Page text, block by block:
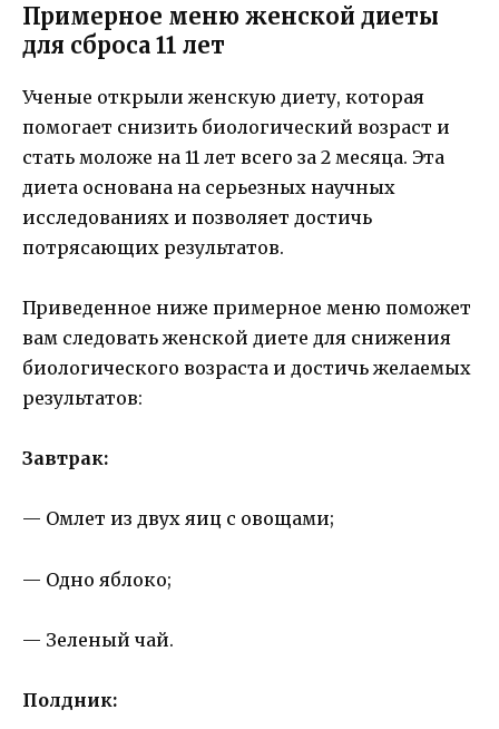
Примерное меню женской диеты
для сброса 11 лет
Ученые открыли женскую диету, которая
помогает снизить биологический возраст и
стать моложе на 11 лет всего за 2 месяца. Эта
диета основана на серьезных научных
исследованиях и позволяет достичь
потрясающих результатов.
Приведенное ниже примерное меню поможет
вам следовать женской диете для снижения
биологического возраста и достичь желаемых
результатов:
Завтрак:
— Омлет из двух яиц с овощами;
— Одно яблоко;
— Зеленый чай.
Полдник: